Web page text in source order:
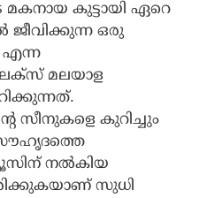
കുട്ടായി ഏറെ
ഒരു
എന്ന
മലയാള
സീനുകളെ കുറിച്ചും
സൗഹൃദത്തെ
നല്‍കിയ
സുധി